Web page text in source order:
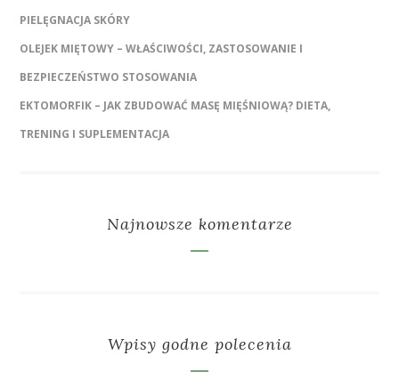
PIELĘGNACJA SKÓRY
OLEJEK MIĘTOWY – WŁAŚCIWOŚCI, ZASTOSOWANIE I
BEZPIECZEŃSTWO STOSOWANIA
EKTOMORFIK – JAK ZBUDOWAĆ MASĘ MIĘŚNIOWĄ? DIETA,
TRENING I SUPLEMENTACJA
Najnowsze komentarze
Wpisy godne polecenia